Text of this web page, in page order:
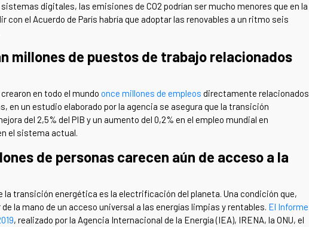
digitales, las emisiones de CO2 podrían ser mucho menores que en la
con el Acuerdo de París habría que adoptar las renovables a un ritmo seis
millones de puestos de trabajo relacionados
en todo el mundo once millones de empleos directamente relacionados
en un estudio elaborado por la agencia se asegura que la transición
del 2,5% del PIB y un aumento del 0,2% en el empleo mundial en
el sistema actual.
de personas carecen aún de acceso a la
la transición energética es la electrificación del planeta. Una condición que,
la mano de un acceso universal a las energías limpias y rentables. El Informe
, realizado por la Agencia Internacional de la Energía (IEA), IRENA, la ONU, el